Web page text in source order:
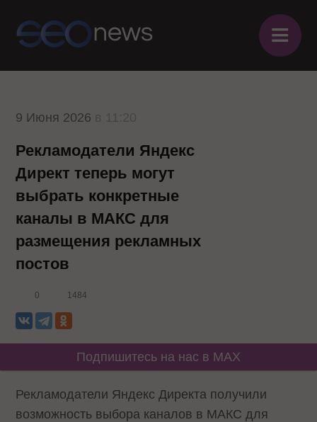
≡
9 Июня 2026
Рекламодатели Яндекс
Директ теперь могут
выбрать конкретные
каналы в МАКС для
размещения рекламных
постов
0 1484
Подпишитесь на нас в MAX
Рекламодатели Яндекс Директа получили
возможность выбора каналов в МАКС для